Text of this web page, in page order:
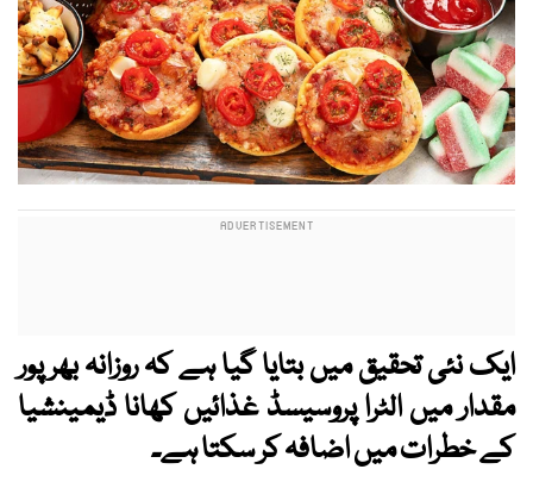
ایک نئی تحقیق میں بتایا گیا ہے کہ روزانہ بھرپور
مقدار میں الٹرا پروسیسڈ غذائیں کھانا ڈیمینشیا
کے خطرات میں اضافہ کر سکتا ہے۔